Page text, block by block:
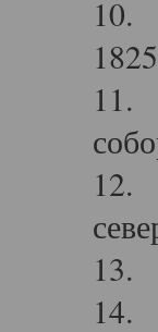
10.
11.
12.
13.
14.